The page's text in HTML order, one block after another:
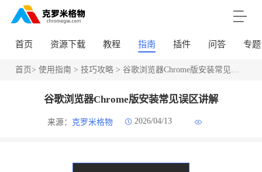
首页 资源下载 教程 指南 插件 问答 专题
首页> 使用指南 > 技巧攻略> 谷歌浏览器Chrome版安装常见误区讲解
谷歌浏览器Chrome版安装常见误区讲解
来源： 克罗米格物 2026/04/13